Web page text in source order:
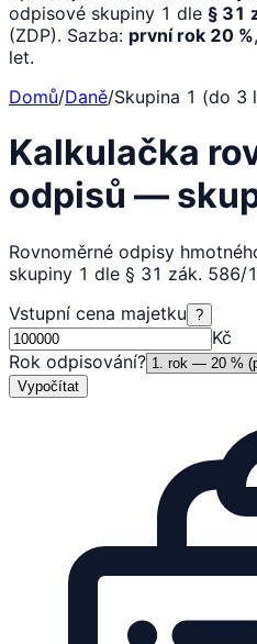
odpisové skupiny 1 dle § 31
(ZDP). Sazba: první rok 20 %
let.
Domů/Daně/Skupina 1 (do 3
Kalkulačka
odpisů —
Rovnoměrné odpisy
skupiny 1 dle § 31 zák. 586/
Vstupní cena majetku ?
Kč
Rok odpisování?
Vypočítat